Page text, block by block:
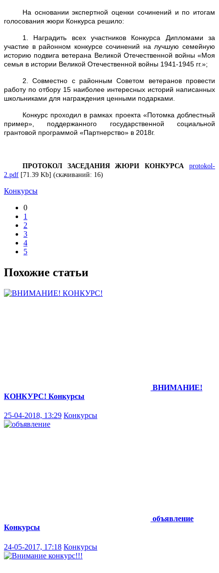
На основании экспертной оценки сочинений и по итогам
голосования жюри Конкурса решило:
1. Наградить всех участников Конкурса Дипломами за
участие в районном конкурсе сочинений на лучшую семейную
историю подвига ветерана Великой Отечественной войны «Моя
семья в истории Великой Отечественной войны 1941-1945 гг.»;
2. Совместно с районным Советом ветеранов провести
работу по отбору 15 наиболее интересных историй написанных
школьниками для награждения ценными подарками.
Конкурс проходил в рамках проекта «Потомка доблестный
пример», поддержанного государственной социальной
грантовой программой «Партнерство» в 2018г.
ПРОТОКОЛ ЗАСЕДАНИЯ ЖЮРИ КОНКУРСА
protokol-
2.pdf [71.39 Kb] (cкачиваний: 16)
Конкурсы
0
1
2
3
4
5
Похожие статьи
ВНИМАНИЕ!
КОНКУРС! Конкурсы
25-04-2018, 13:29 Конкурсы
объявление
Конкурсы
24-05-2017, 17:18 Конкурсы